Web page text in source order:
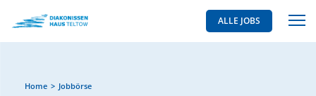
ALLE JOBS
Home Jobbörse